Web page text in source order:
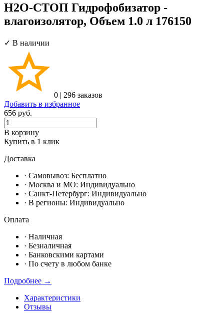
Н2О-СТОП Гидрофобизатор -
влагоизолятор, Объем 1.0 л 176150
✓ В наличии
0 | 296 заказов
Добавить в избранное
656 руб.
В корзину
Купить в 1 клик
Доставка
· Самовывоз: Бесплатно
· Москвa и МО: Индивидуально
· Санкт-Петербург: Индивидуально
· В регионы: Индивидуально
Оплата
· Наличная
· Безналичная
· Банковскими картами
· По счету в любом банке
Подробнее →
Характеристики
Отзывы